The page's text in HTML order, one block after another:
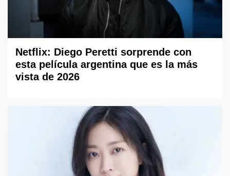
Netflix: Diego Peretti sorprende con
esta película argentina que es la más
vista de 2026